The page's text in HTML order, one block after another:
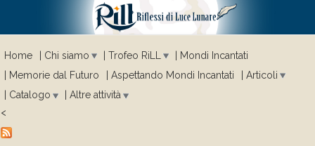
Home Chi siamo Trofeo RiLL
Mondi Incantati
Memorie dal Futuro
Aspettando Mondi Incantati
Articoli
Catalogo
Altre attività
<